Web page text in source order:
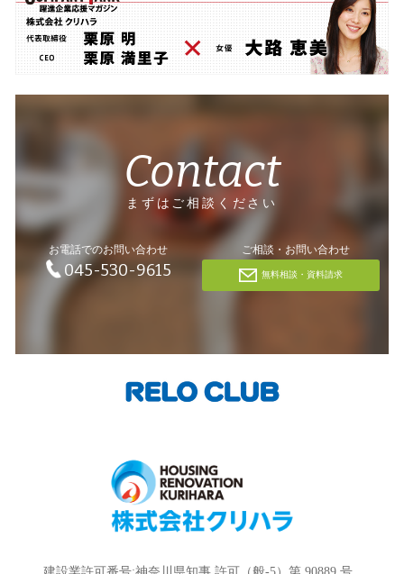
Contact
まずはご相談ください
お電話でのお問い合わせ
045-530-9615
ご相談・お問い合わせ
無料相談・資料請求